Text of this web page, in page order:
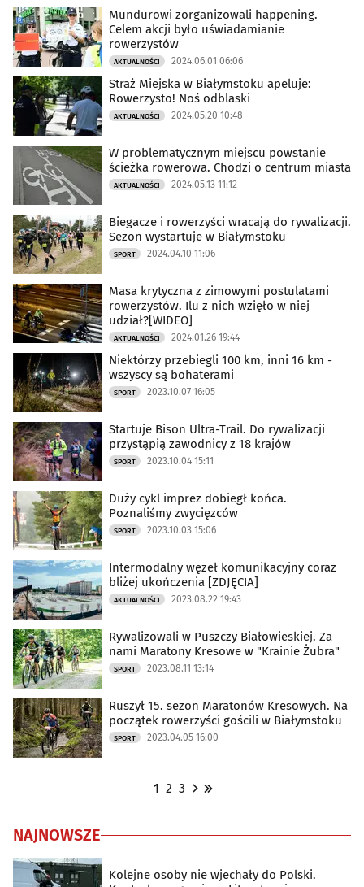
Mundurowi zorganizowali happening.
Celem akcji było uświadamianie
rowerzystów
AKTUALNOŚCI 2024.06.01 06:06
Straż Miejska w Białymstoku apeluje:
Rowerzysto! Noś odblaski
AKTUALNOŚCI 2024.05.20 10:48
W problematycznym miejscu powstanie
ścieżka rowerowa. Chodzi o centrum miasta
AKTUALNOŚCI 2024.05.13 11:12
Biegacze i rowerzyści wracają do rywalizacji.
Sezon wystartuje w Białymstoku
SPORT 2024.04.10 11:06
Masa krytyczna z zimowymi postulatami
rowerzystów. Ilu z nich wzięło w niej
udział?[WIDEO]
AKTUALNOŚCI 2024.01.26 19:44
Niektórzy przebiegli 100 km, inni 16 km -
wszyscy są bohaterami
SPORT 2023.10.07 16:05
Startuje Bison Ultra-Trail. Do rywalizacji
przystąpią zawodnicy z 18 krajów
SPORT 2023.10.04 15:11
Duży cykl imprez dobiegł końca.
Poznaliśmy zwycięzców
SPORT 2023.10.03 15:06
Intermodalny węzeł komunikacyjny coraz
bliżej ukończenia [ZDJĘCIA]
AKTUALNOŚCI 2023.08.22 19:43
Rywalizowali w Puszczy Białowieskiej. Za
nami Maratony Kresowe w "Krainie Żubra"
SPORT 2023.08.11 13:14
Ruszył 15. sezon Maratonów Kresowych. Na
początek rowerzyści gościli w Białymstoku
SPORT 2023.04.05 16:00
1 2 3
NAJNOWSZE
Kolejne osoby nie wjechały do Polski.